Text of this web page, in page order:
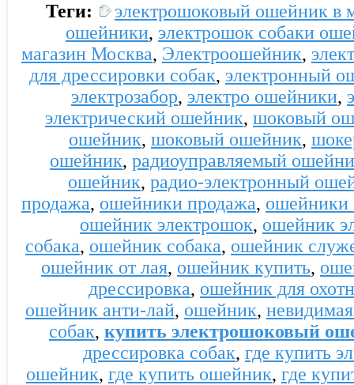
Теги:
электрошоковый ошейник в
ошейники, электрошок собаки
магазин Москва, Электроошейник,
для дрессировки собак, электронный
электрозабор, электро ошейники,
электрический ошейник, шоковый
ошейник, шоковый ошейник,
ошейник, радиоуправляемый
ошейник, радио-электронный
продажа, ошейники продажа, ошейники
ошейник электрошок, ошейник
собака, ошейник собака, ошейник
ошейник от лая, ошейник купить,
дрессировка, ошейник для
ошейник анти-лай, ошейник,
собак, купить электрошоковый
дрессировка собак, где купить
ошейник, где купить ошейник, где